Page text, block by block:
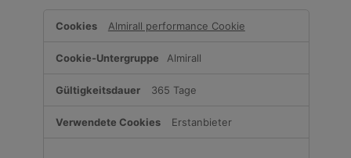
Cookies
Almirall performance Cookie
Almirall
365 Tage
Erstanbieter